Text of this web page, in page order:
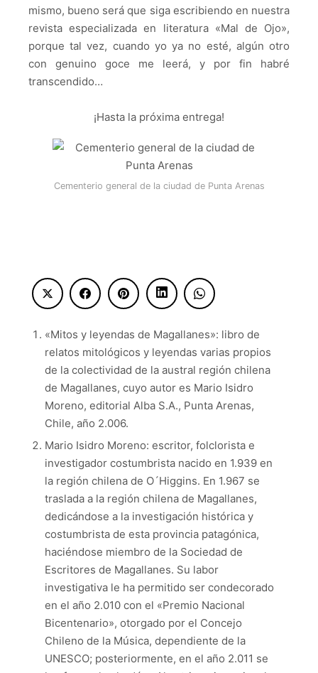
mismo, bueno será que siga escribiendo en nuestra
revista especializada en literatura «Mal de Ojo»,
porque tal vez, cuando yo ya no esté, algún otro
con genuino goce me leerá, y por fin habré
transcendido…
¡Hasta la próxima entrega!
Cementerio general de la ciudad de Punta Arenas
«Mitos y leyendas de Magallanes»: libro de
relatos mitológicos y leyendas varias propios
de la colectividad de la austral región chilena
de Magallanes, cuyo autor es Mario Isidro
Moreno, editorial Alba S.A., Punta Arenas,
Chile, año 2.006.
Mario Isidro Moreno: escritor, folclorista e
investigador costumbrista nacido en 1.939 en
la región chilena de O´Higgins. En 1.967 se
traslada a la región chilena de Magallanes,
dedicándose a la investigación histórica y
costumbrista de esta provincia patagónica,
haciéndose miembro de la Sociedad de
Escritores de Magallanes. Su labor
investigativa le ha permitido ser condecorado
en el año 2.010 con el «Premio Nacional
Bicentenario», otorgado por el Concejo
Chileno de la Música, dependiente de la
UNESCO; posteriormente, en el año 2.011 se